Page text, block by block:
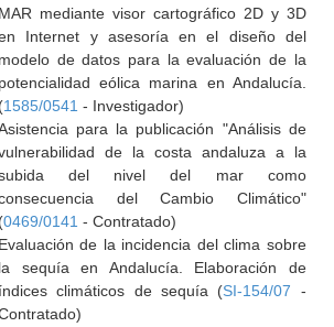
MAR mediante visor cartográfico 2D y 3D
Internet y asesoría en el diseño del
modelo de datos para la evaluación de la
potencialidad eólica marina en Andalucía.
(1585/0541 - Investigador)
para la publicación "Análisis de
de la costa andaluza a la
del nivel del mar como
del Cambio Climático"
(0469/0141 - Contratado)
Evaluación de la incidencia del clima sobre
la sequía en Andalucía. Elaboración de
índices climáticos de sequía (SI-154/07 -